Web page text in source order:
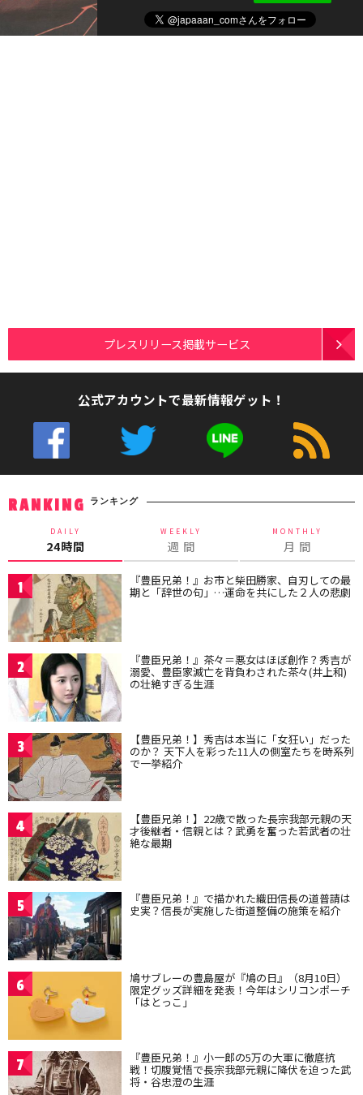
プレスリリース掲載サービス
公式アカウントで最新情報ゲット！
RANKING ランキング
DAILY
24時間
WEEKLY
週 間
MONTHLY
月 間
1 『豊臣兄弟！』お市と柴田勝家、自刃しての最
期と「辞世の句」…運命を共にした２人の悲劇
2 『豊臣兄弟！』茶々＝悪女はほぼ創作？秀吉が
溺愛、豊臣家滅亡を背負わされた茶々(井上和)
の壮絶すぎる生涯
3 【豊臣兄弟！】秀吉は本当に「女狂い」だった
のか？ 天下人を彩った11人の側室たちを時系列
で一挙紹介
4 【豊臣兄弟！】22歳で散った長宗我部元親の天
才後継者・信親とは？武勇を奮った若武者の壮
絶な最期
5 『豊臣兄弟！』で描かれた織田信長の道普請は
史実？信長が実施した街道整備の施策を紹介
6 鳩サブレーの豊島屋が『鳩の日』（8月10日）
限定グッズ詳細を発表！今年はシリコンポーチ
「はとっこ」
7 『豊臣兄弟！』小一郎の5万の大軍に徹底抗
戦！切腹覚悟で長宗我部元親に降伏を迫った武
将・谷忠澄の生涯